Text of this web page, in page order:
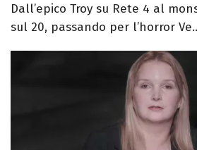
Dall’epico Troy su Rete 4 al
sul 20, passando per l’horror